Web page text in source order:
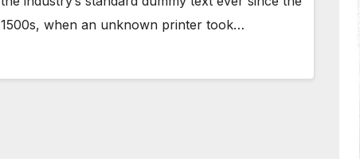
1500s, when an unknown printer took…